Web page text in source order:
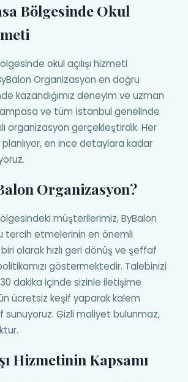
Bölgesinde Okul
okul açılışı hizmeti
Organizasyon en doğru
kazandığımız deneyim ve uzman
ve tüm İstanbul genelinde
organizasyon gerçekleştirdik. Her
en ince detaylara kadar
Organizasyon?
müşterilerimiz, ByBalon
tercih etmelerinin en önemli
olarak hızlı geri dönüş ve şeffaf
göstermektedir. Talebinizi
dakika içinde sizinle iletişime
ücretsiz keşif yaparak kalem
Gizli maliyet bulunmaz,
Hizmetinin Kapsamı